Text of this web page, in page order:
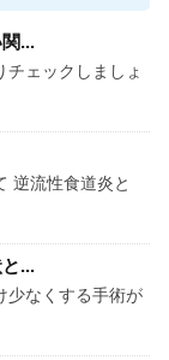
...
チェックしましょ
逆流性食道炎と
...
少なくする手術が